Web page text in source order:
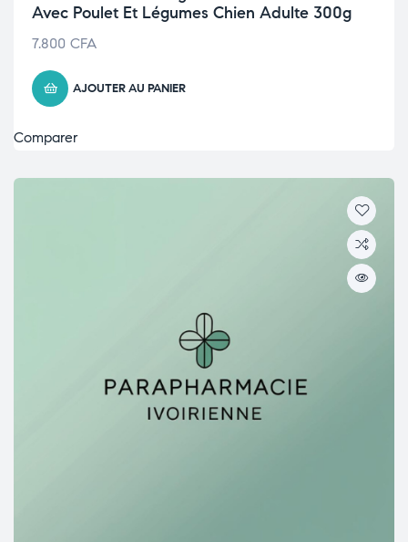
Avec Poulet Et Légumes Chien Adulte 300g
7.800 CFA
AJOUTER AU PANIER
Comparer